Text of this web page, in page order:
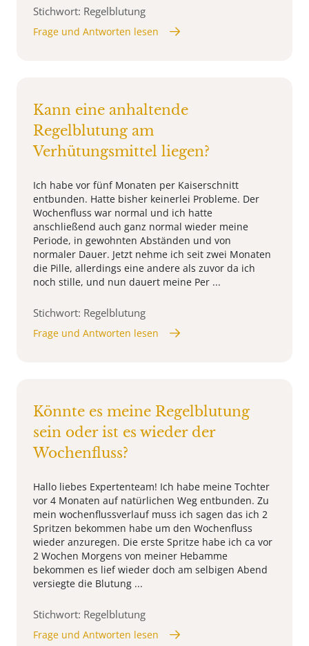
Stichwort: Regelblutung
Frage und Antworten lesen
Kann eine anhaltende
Regelblutung am
Verhütungsmittel liegen?
Ich habe vor fünf Monaten per Kaiserschnitt
entbunden. Hatte bisher keinerlei Probleme. Der
Wochenfluss war normal und ich hatte
anschließend auch ganz normal wieder meine
Periode, in gewohnten Abständen und von
normaler Dauer. Jetzt nehme ich seit zwei Monaten
die Pille, allerdings eine andere als zuvor da ich
noch stille, und nun dauert meine Per ...
Stichwort: Regelblutung
Frage und Antworten lesen
Könnte es meine Regelblutung
sein oder ist es wieder der
Wochenfluss?
Hallo liebes Expertenteam! Ich habe meine Tochter
vor 4 Monaten auf natürlichen Weg entbunden. Zu
mein wochenflussverlauf muss ich sagen das ich 2
Spritzen bekommen habe um den Wochenfluss
wieder anzuregen. Die erste Spritze habe ich ca vor
2 Wochen Morgens von meiner Hebamme
bekommen es lief wieder doch am selbigen Abend
versiegte die Blutung ...
Stichwort: Regelblutung
Frage und Antworten lesen